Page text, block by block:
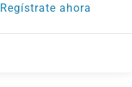
Regístrate ahora